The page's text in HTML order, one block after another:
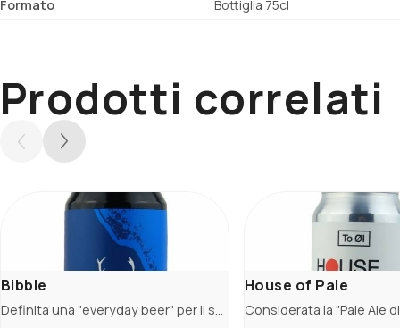
Formato
Bottiglia 75cl
Prodotti correlati
Bibble
Definita una "everyday beer" per il suo carattere facile e immediato. Prodotta con malto Vienna e avena e luppoli Mosaic e Amarillo. Sulla base maltata morbida si appoggiano le note di frutta tropicale e agrumate date dai luppoli utilizzati sia in bollitura che in dry hopping. Il tutto è accompagnato da una bella vena amara che bilancia la dolcezza della frutta.
House of Pale